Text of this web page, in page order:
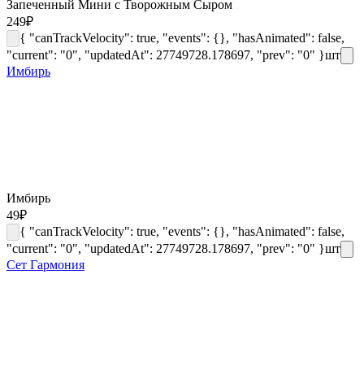
Запеченный Мини с Творожным Сыром
249₽
{ "canTrackVelocity": true, "events": {}, "hasAnimated": false,
"current": "0", "updatedAt": 27749728.178697, "prev": "0" }шт
Имбирь
Имбирь
49₽
{ "canTrackVelocity": true, "events": {}, "hasAnimated": false,
"current": "0", "updatedAt": 27749728.178697, "prev": "0" }шт
Сет Гармония